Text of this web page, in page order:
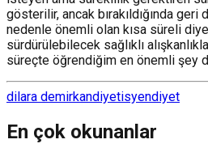
gösterilir, ancak bırakıldığında
nedenle önemli olan kısa süreli
sürdürülebilecek sağlıklı
süreçte öğrendiğim en önemli şey
dilara demirkandiyetisyendiyet
En çok okunanlar